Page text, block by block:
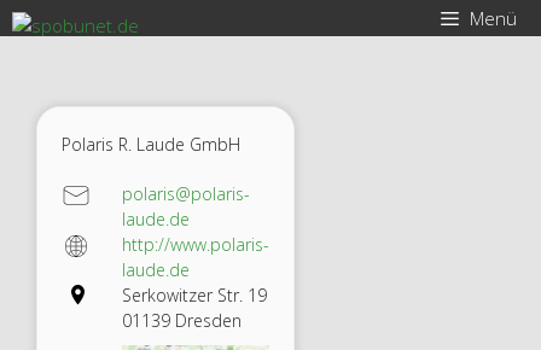
Zum
Inhalt
Menü
Polaris R. Laude GmbH
polaris@polaris-
laude.de
http://www.polaris-
laude.de
Serkowitzer Str. 19
01139 Dresden